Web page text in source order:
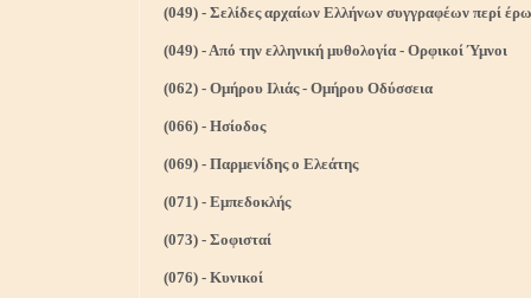
(049) - Σελίδες αρχαίων Ελλήνων συγγραφέων περί
(049) - Από την ελληνική μυθολογία - Ορφικοί Ύμνοι
(062) - Ομήρου Ιλιάς - Ομήρου Οδύσσεια
(066) - Ησίοδος
(069) - Παρμενίδης ο Ελεάτης
(071) - Εμπεδοκλής
(073) - Σοφισταί
(076) - Κυνικοί